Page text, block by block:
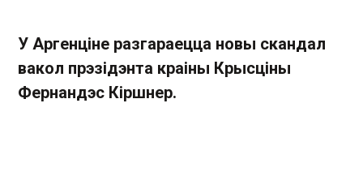
У Аргенціне разгараецца новы скандал
вакол прэзідэнта краіны Крысціны
Фернандэс Кіршнер.